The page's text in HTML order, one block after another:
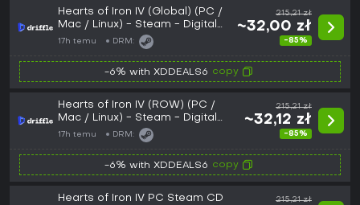
Hearts of Iron IV (Global) (PC /
Mac / Linux) - Steam - Digital
Key
17h temu DRM:
215,21 zł
~32,00 zł
-85%
-6% with XDDEALS6 copy
Hearts of Iron IV (ROW) (PC /
Mac / Linux) - Steam - Digital
Key
17h temu DRM:
215,21 zł
~32,12 zł
-85%
-6% with XDDEALS6 copy
Hearts of Iron IV PC Steam CD
215,21 zł